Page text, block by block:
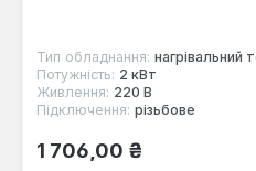
Тип обладнання: нагрівальний
Потужність: 2 кВт
Живлення: 220 В
Підключення: різьбове
Звичайна ціна:
1 706,00 ₴